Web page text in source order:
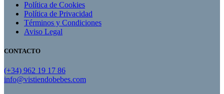
Política de Cookies
Política de Privacidad
Términos y Condiciones
Aviso Legal
CONTACTO
(+34) 962 19 17 86
info@vistiendobebes.com